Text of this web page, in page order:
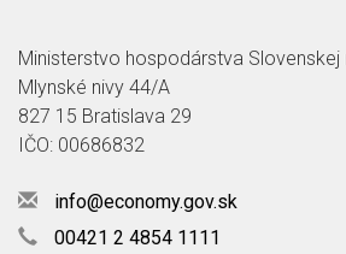
Ministerstvo hospodárstva Slovenskej
Mlynské nivy 44/A
827 15 Bratislava 29
IČO: 00686832
info@economy.gov.sk
00421 2 4854 1111